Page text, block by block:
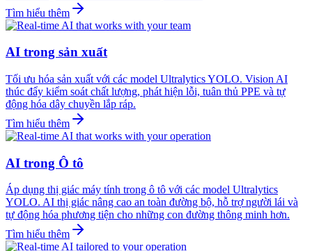
Tìm hiểu thêm
AI trong sản xuất
Tối ưu hóa sản xuất với các model Ultralytics YOLO. Vision AI
thúc đẩy kiểm soát chất lượng, phát hiện lỗi, tuân thủ PPE và tự
động hóa dây chuyền lắp ráp.
Tìm hiểu thêm
AI trong Ô tô
Áp dụng thị giác máy tính trong ô tô với các model Ultralytics
YOLO. AI thị giác nâng cao an toàn đường bộ, hỗ trợ người lái và
tự động hóa phương tiện cho những con đường thông minh hơn.
Tìm hiểu thêm